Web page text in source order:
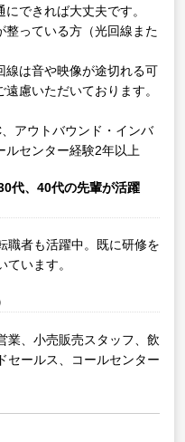
できれば大丈夫です。
整っている方（光回線また
線は音や映像が途切れる可
慮いただいております。
アウトバウンド・インバ
ルセンター経験2年以上
代、40代の先輩が活躍
職者も活躍中。既に研修を
います。
業、小売販売スタッフ、飲
セールス、コールセンター